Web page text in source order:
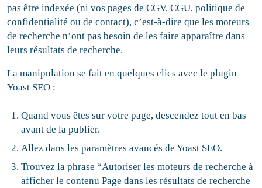
pas être indexée (ni vos pages de CGV, CGU, politique de
confidentialité ou de contact), c’est-à-dire que les moteurs
de recherche n’ont pas besoin de les faire apparaître dans
leurs résultats de recherche.
La manipulation se fait en quelques clics avec le plugin
Yoast SEO :
Quand vous êtes sur votre page, descendez tout en bas
avant de la publier.
Allez dans les paramètres avancés de Yoast SEO.
Trouvez la phrase “Autoriser les moteurs de recherche à
afficher le contenu Page dans les résultats de recherche